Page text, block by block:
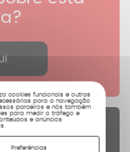
cookies funcionais e outras
para a navegação
parceiros e nós também
para medir o tráfego e
e anúncios
Preferências